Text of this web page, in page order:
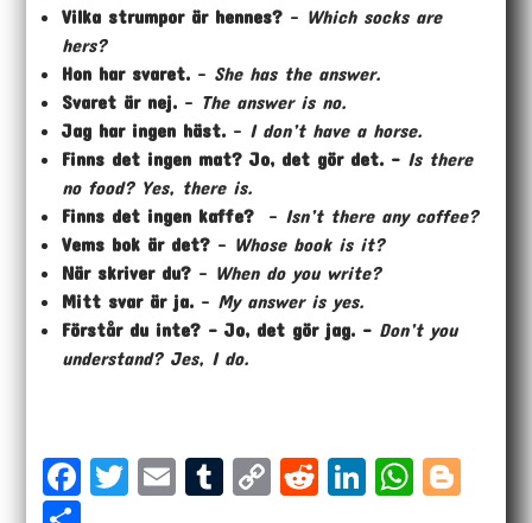
Vilka strumpor är hennes? – Which socks are
hers?
Hon har svaret. – She has the answer.
Svaret är nej. – The answer is no.
Jag har ingen häst. – I don’t have a horse.
Finns det ingen mat? Jo, det gör det. – Is there
no food? Yes, there is.
Finns det ingen kaffe? – Isn’t there any coffee?
Vems bok är det? – Whose book is it?
När skriver du? – When do you write?
Mitt svar är ja. – My answer is yes.
Förstår du inte? – Jo, det gör jag. – Don’t you
understand? Jes, I do.
Fa T
E
T
Co Re Li
W